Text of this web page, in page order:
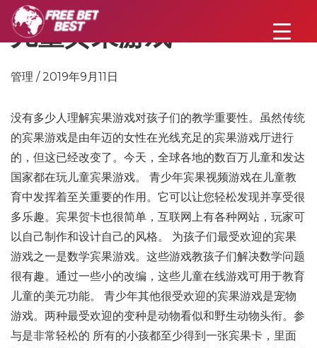
儿童宾果游戏
管理 / 2019年9月11日
没有多少人理解宾果游戏对孩子们的教学重要性。虽然传统
的宾果游戏是由年迈的女性在光线充足的宾果游戏厅进行
的，但这已经改变了。今天，全球各地的数百万儿童和发达
国家都在玩儿童宾果游戏。 青少年宾果视频游戏在儿童教
育中发挥着至关重要的作用。它可以让您轻松发现并享受很
多乐趣。宾果贺卡也很简单，互联网上有各种网站，玩家可
以自己制作和设计自己的风格。 为孩子们最受欢迎的宾果
游戏之一是数学宾果游戏。这些游戏教孩子们解决数学问题
很有趣。通过一些小的改编，这些儿童在线游戏可用于教育
儿童的美元功能。 青少年其他很受欢迎的宾果游戏是宠物
游戏。两种最受欢迎​​的变种是动物看似和野生动物头衔。参
与是非常轻松的 所有的小孩都至少得到一张宾果卡，里面